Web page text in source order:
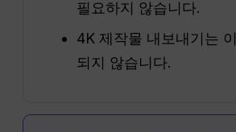
필요하지 않습니다.
4K 제작물 내보내기는
되지 않습니다.